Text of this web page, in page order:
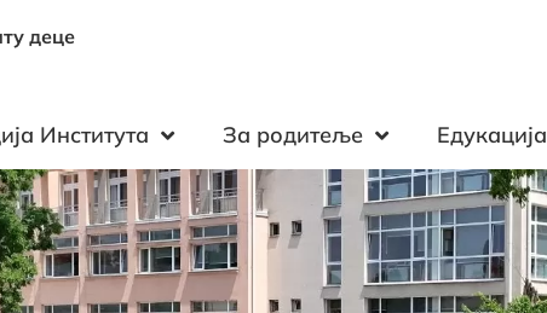
деце
Института За родитеље Едукација